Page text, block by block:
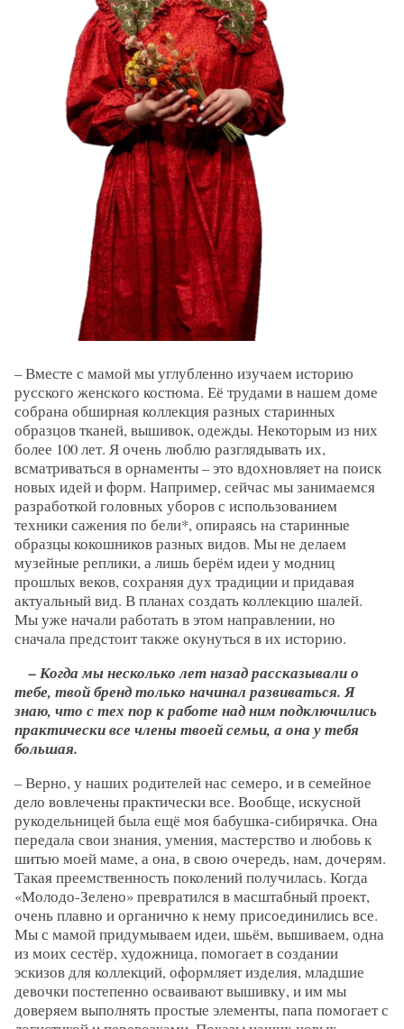
– Вместе с мамой мы углубленно изучаем историю
русского женского костюма. Её трудами в нашем доме
собрана обширная коллекция разных старинных
образцов тканей, вышивок, одежды. Некоторым из них
более 100 лет. Я очень люблю разглядывать их,
всматриваться в орнаменты – это вдохновляет на поиск
новых идей и форм. Например, сейчас мы занимаемся
разработкой головных уборов с использованием
техники сажения по бели*, опираясь на старинные
образцы кокошников разных видов. Мы не делаем
музейные реплики, а лишь берём идеи у модниц
прошлых веков, сохраняя дух традиции и придавая
актуальный вид. В планах создать коллекцию шалей.
Мы уже начали работать в этом направлении, но
сначала предстоит также окунуться в их историю.
– Когда мы несколько лет назад рассказывали о
тебе, твой бренд только начинал развиваться. Я
знаю, что с тех пор к работе над ним подключились
практически все члены твоей семьи, а она у тебя
большая.
– Верно, у наших родителей нас семеро, и в семейное
дело вовлечены практически все. Вообще, искусной
рукодельницей была ещё моя бабушка-сибирячка. Она
передала свои знания, умения, мастерство и любовь к
шитью моей маме, а она, в свою очередь, нам, дочерям.
Такая преемственность поколений получилась. Когда
«Молодо-Зелено» превратился в масштабный проект,
очень плавно и органично к нему присоединились все.
Мы с мамой придумываем идеи, шьём, вышиваем, одна
из моих сестёр, художница, помогает в создании
эскизов для коллекций, оформляет изделия, младшие
девочки постепенно осваивают вышивку, и им мы
доверяем выполнять простые элементы, папа помогает с